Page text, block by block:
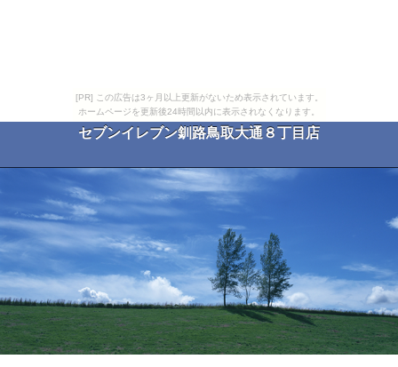
[PR] この広告は3ヶ月以上更新がないため表示されています。
ホームページを更新後24時間以内に表示されなくなります。
セブンイレブン釧路鳥取大通８丁目店